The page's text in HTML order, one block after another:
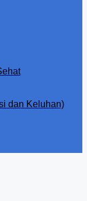
dan Keluhan)